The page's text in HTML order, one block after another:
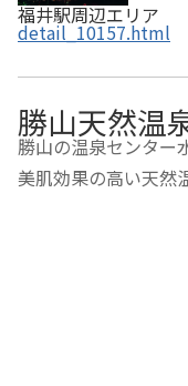
福井駅周辺エリア
detail_10157.html
勝山天然
勝山の温泉センター
美肌効果の高い天然